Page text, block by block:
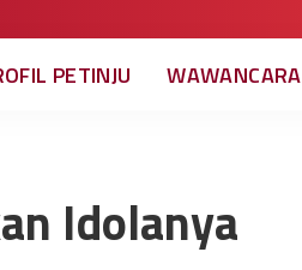
PETINJU WAWANCARA
Idolanya